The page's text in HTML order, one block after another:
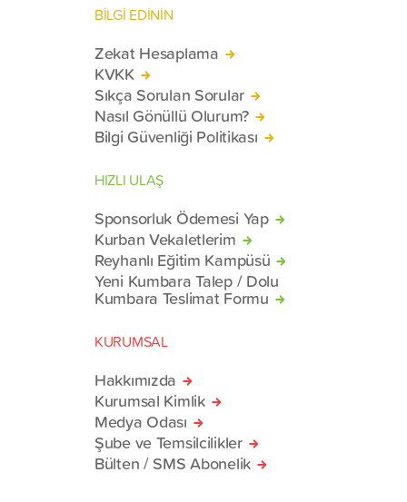
BİLGİ EDİNİN
Zekat Hesaplama
KVKK
Sıkça Sorulan Sorular
Nasıl Gönüllü Olurum?
Bilgi Güvenliği Politikası
HIZLI ULAŞ
Sponsorluk Ödemesi Yap
Kurban Vekaletlerim
Reyhanlı Eğitim Kampüsü
Yeni Kumbara Talep / Dolu
Kumbara Teslimat Formu
KURUMSAL
Hakkımızda
Kurumsal Kimlik
Medya Odası
Şube ve Temsilcilikler
Bülten / SMS Abonelik